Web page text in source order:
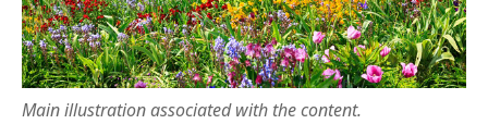
Main illustration associated with the content.